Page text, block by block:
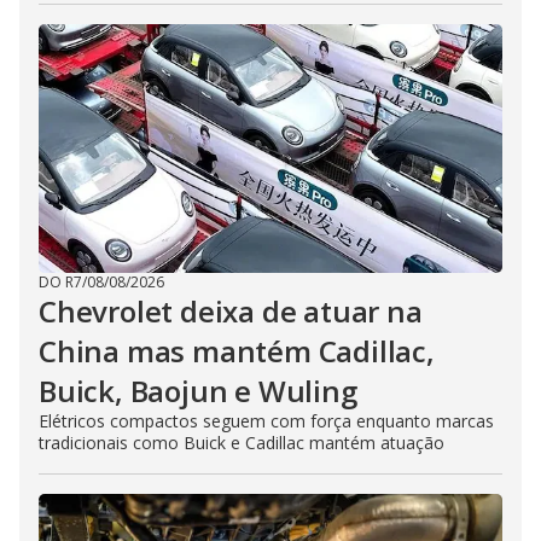
DO R7/08/08/2026
Chevrolet deixa de atuar na
China mas mantém Cadillac,
Buick, Baojun e Wuling
Elétricos compactos seguem com força enquanto marcas
tradicionais como Buick e Cadillac mantém atuação